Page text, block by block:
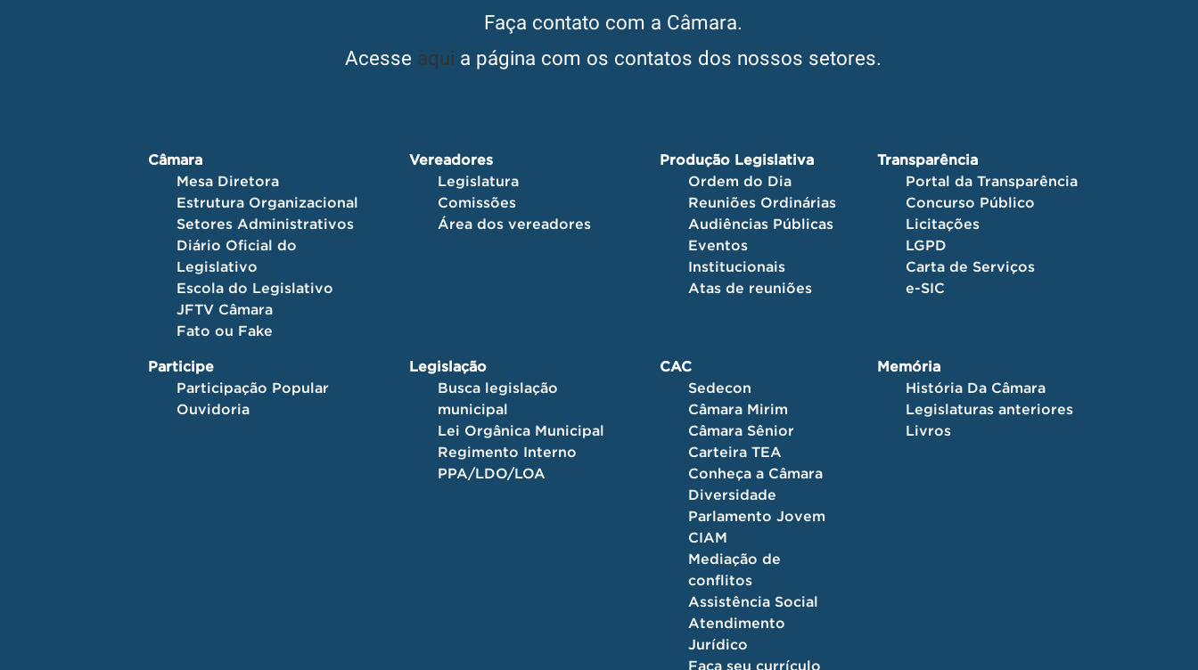
Faça contato com a Câmara.
Acesse aqui a página com os contatos dos nossos setores.
Câmara
Mesa Diretora
Estrutura Organizacional
Setores Administrativos
Diário Oficial do
Legislativo
Escola do Legislativo
JFTV Câmara
Fato ou Fake
Vereadores
Legislatura
Comissões
Área dos vereadores
Produção Legislativa
Ordem do Dia
Reuniões Ordinárias
Audiências Públicas
Eventos
Institucionais
Atas de reuniões
Transparência
Portal da Transparência
Concurso Público
Licitações
LGPD
Carta de Serviços
e-SIC
Participe
Participação Popular
Ouvidoria
Legislação
Busca legislação
municipal
Lei Orgânica Municipal
Regimento Interno
PPA/LDO/LOA
CAC
Sedecon
Câmara Mirim
Câmara Sênior
Carteira TEA
Conheça a Câmara
Diversidade
Parlamento Jovem
CIAM
Mediação de
conflitos
Assistência Social
Atendimento
Jurídico
Faça seu currículo
Memória
História Da Câmara
Legislaturas anteriores
Livros